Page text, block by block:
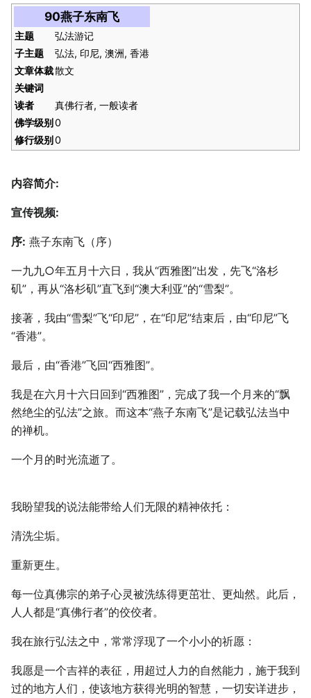
90燕子东南飞
主题
弘法游记
子主题
弘法, 印尼, 澳洲, 香港
文章体裁散文
关键词
读者
真佛行者, 一般读者
佛学级别0
修行级别0
内容简介:
宣传视频:
序: 燕子东南飞（序）
一九九○年五月十六日，我从“西雅图”出发，先飞“洛杉
矶”，再从“洛杉矶”直飞到“澳大利亚”的“雪梨”。
接著，我由“雪梨”飞“印尼”，在“印尼”结束后，由“印尼”飞
“香港”。
最后，由“香港”飞回“西雅图”。
我是在六月十六日回到“西雅图”，完成了我一个月来的“飘
然绝尘的弘法”之旅。而这本“燕子东南飞”是记载弘法当中
的禅机。
一个月的时光流逝了。
我盼望我的说法能带给人们无限的精神依托：
清洗尘垢。
重新更生。
每一位真佛宗的弟子心灵被洗练得更茁壮、更灿然。此后，
人人都是“真佛行者”的佼佼者。
我在旅行弘法之中，常常浮现了一个小小的祈愿：
我愿是一个吉祥的表征，用超过人力的自然能力，施于我到
过的地方人们，使该地方获得光明的智慧，一切安详进步，